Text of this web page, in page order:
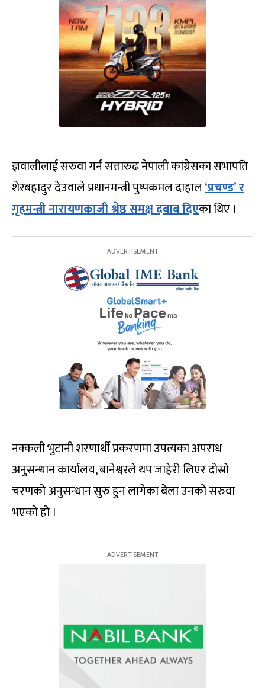
ज्ञवालीलाई सरुवा गर्न सत्तारुढ नेपाली कांग्रेसका सभापति
शेरबहादुर देउवाले प्रधानमन्त्री पुष्पकमल दाहाल‘प्रचण्ड’ र
गृहमन्त्री नारायणकाजी श्रेष्ठ समक्ष दबाब दिएका थिए ।
नक्कली भुटानी शरणार्थी प्रकरणमा उपत्यका अपराध
अनुसन्धान कार्यालय, बानेश्वरले थप जाहेरी लिएर दोस्रो
चरणको अनुसन्धान सुरु हुन लागेका बेला उनको सरुवा
भएको हो ।